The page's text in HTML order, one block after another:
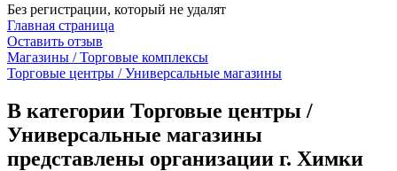
Без регистрации, который не удалят
Главная страница
Оставить отзыв
Магазины / Торговые комплексы
Торговые центры / Универсальные магазины
В категории Торговые центры /
Универсальные магазины
представлены организации г. Химки